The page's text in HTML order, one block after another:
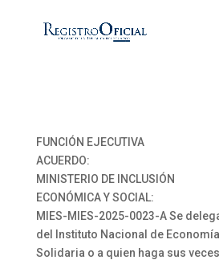
FUNCIÓN EJECUTIVA
ACUERDO:
MINISTERIO DE INCLUSIÓN
ECONÓMICA Y SOCIAL:
MIES-MIES-2025-0023-A Se
del Instituto Nacional de
Solidaria o a quien haga sus